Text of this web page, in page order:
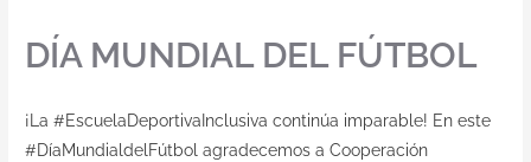
DÍA MUNDIAL DEL FÚTBOL
¡La #EscuelaDeportivaInclusiva continúa imparable! En este
#DíaMundialdelFútbol agradecemos a Cooperación